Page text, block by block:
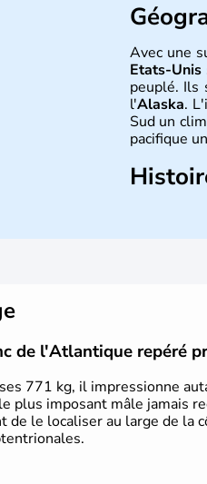
Avec une
Etats-Unis
peuplé. Ils
l'Alaska.
Sud un
pacifique
de l'Atlantique repéré
771 kg, il impressionne
plus imposant mâle jamais
de le localiser au large de